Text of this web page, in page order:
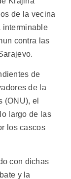
de la vecina
interminable
contra las
de
de la
(ONU), el
largo de las
los cascos
con dichas
y la